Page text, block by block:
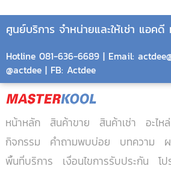
ศูนย์บริการ จำหน่ายและให้เช่า แอคดี
Hotline 081-636-6689 | Email:
@actdee | FB: Actdee
หน้าหลัก สินค้าขาย สินค้าเช่า อะไหล่
กิจกรรม
คำถามพบบ่อย บทความ
พื้นที่บริการ
เงื่อนไขการรับประกัน โ